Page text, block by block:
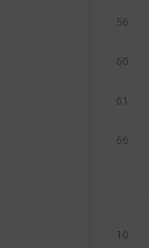
56
60
61
66
10